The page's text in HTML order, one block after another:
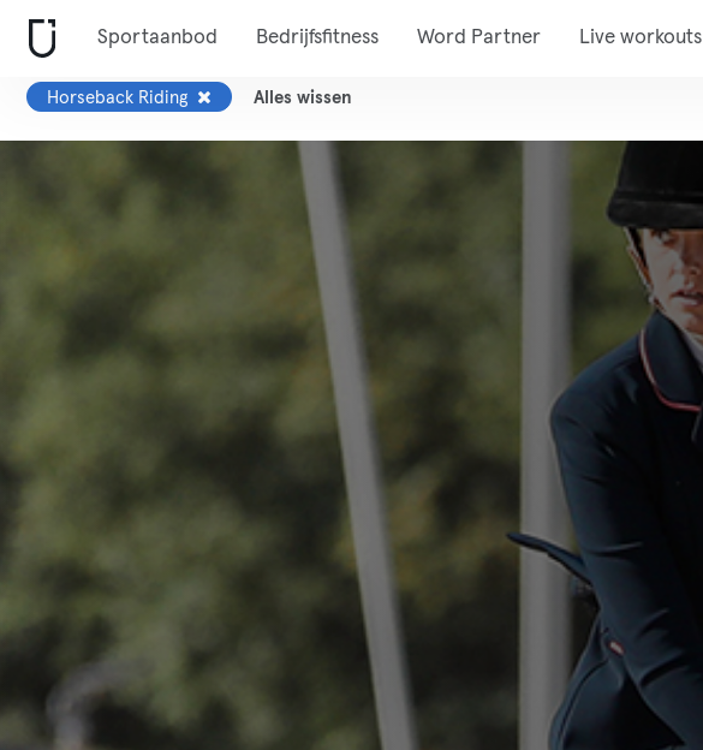
Sportaanbod Bedrijfsfitness Word Partner Live workouts
Horseback Riding Alles wissen